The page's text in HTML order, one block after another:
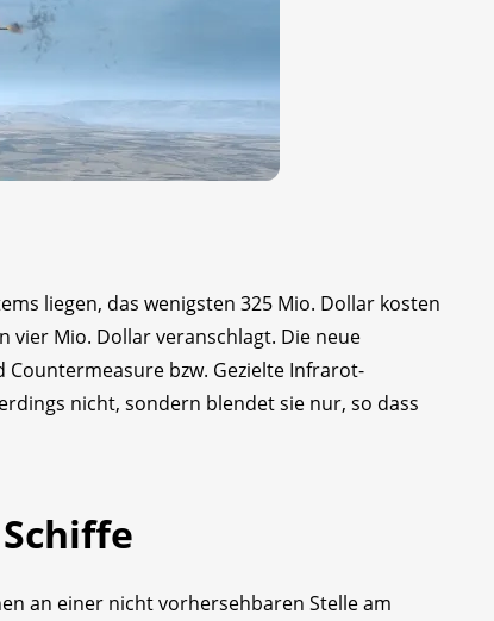
liegen, das wenigsten 325 Mio. Dollar kosten
vier Mio. Dollar veranschlagt. Die neue
bzw. Gezielte Infrarot-
nicht, sondern blendet sie nur, so dass
an einer nicht vorhersehbaren Stelle am